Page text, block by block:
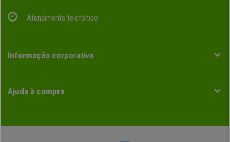
Atendimento telefónico
Informação corporativa
Ajuda à compra